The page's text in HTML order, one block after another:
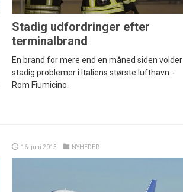
Stadig udfordringer efter
terminalbrand
En brand for mere end en måned siden volder
stadig problemer i Italiens største lufthavn -
Rom Fiumicino.
16. juni 2015 NYHEDER